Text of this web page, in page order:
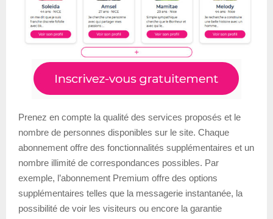
Prenez en compte la qualité des services proposés et le
nombre de personnes disponibles sur le site. Chaque
abonnement offre des fonctionnalités supplémentaires et un
nombre illimité de correspondances possibles. Par
exemple, l’abonnement Premium offre des options
supplémentaires telles que la messagerie instantanée, la
possibilité de voir les visiteurs ou encore la garantie